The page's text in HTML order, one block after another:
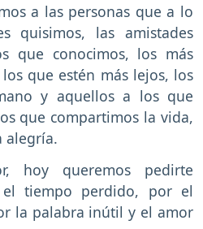
a las personas que a lo
quisimos, las amistades
que conocimos, los más
que estén más lejos, los
y aquellos a los que
que compartimos la vida,
alegría.
hoy queremos pedirte
tiempo perdido, por el
la palabra inútil y el amor